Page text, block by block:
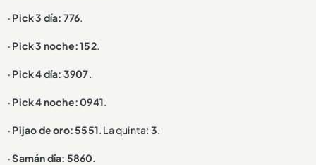
· Pick 3 día: 776.
· Pick 3 noche: 152.
· Pick 4 día: 3907.
· Pick 4 noche: 0941.
· Pijao de oro: 5551. La quinta: 3.
· Samán día: 5860.